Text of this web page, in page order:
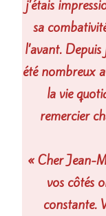
j’étais
sa
l’avant.
été nombreux
la vie
remercier
« Cher Jean-
vos côtés
constante.